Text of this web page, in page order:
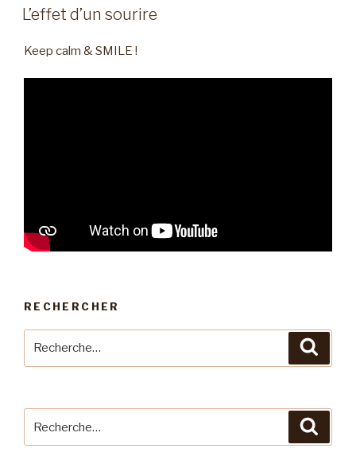
LE
L’effet d’un sourire
Keep calm & SMILE !
RECHERCHER